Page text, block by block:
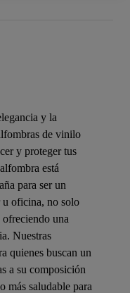
y la
de vinilo
y proteger tus
está
para ser un
u oficina, no solo
una
Nuestras
quienes buscan un
a su composición
más saludable para